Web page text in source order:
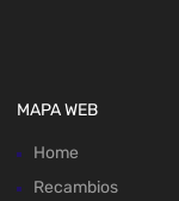
MAPA WEB
Home
Recambios